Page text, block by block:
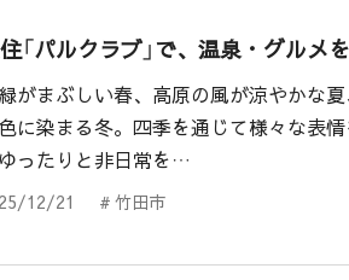
「パルクラブ」で、温泉・グルメ
がまぶしい春、高原の風が涼やかな
に染まる冬。四季を通じて様々な表
ったりと非日常を…
12/21 # 竹田市